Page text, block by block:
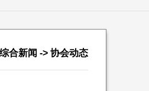
综合新闻 -> 协会动态